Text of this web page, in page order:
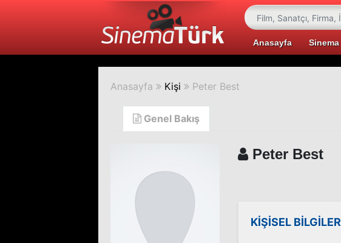
Anasayfa Sinema
Anasayfa Kişi Peter Best
Genel Bakış
Peter Best
KİŞİSEL BİLGİLER